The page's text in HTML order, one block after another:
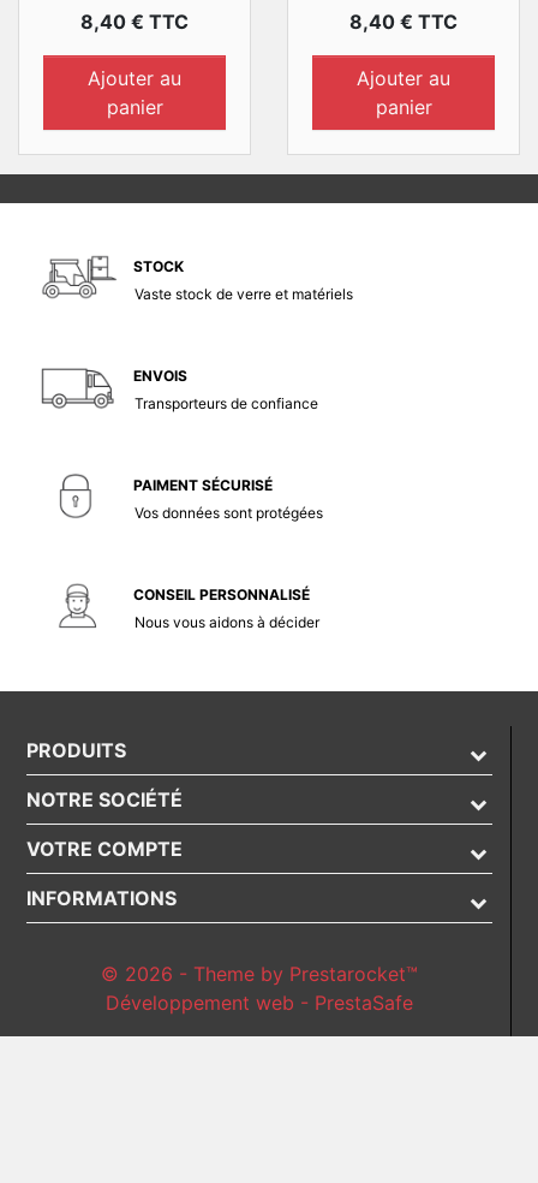
Prix
8,40 € TTC
Ajouter au
panier
Prix
8,40 € TTC
Ajouter au
panier
STOCK
Vaste stock de verre et matériels
ENVOIS
Transporteurs de confiance
PAIMENT SÉCURISÉ
Vos données sont protégées
CONSEIL PERSONNALISÉ
Nous vous aidons à décider
PRODUITS
NOTRE SOCIÉTÉ
VOTRE COMPTE
INFORMATIONS
© 2026 - Theme by Prestarocket™
Développement web - PrestaSafe